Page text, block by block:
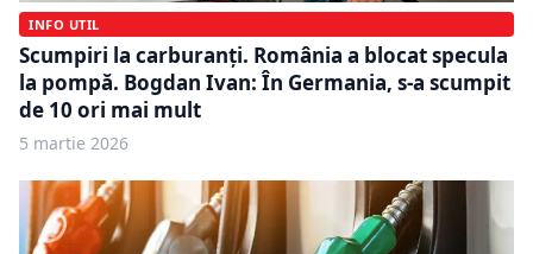
INFO UTIL
Scumpiri la carburanți. România a blocat specula
la pompă. Bogdan Ivan: În Germania, s-a scumpit
de 10 ori mai mult
5 martie 2026